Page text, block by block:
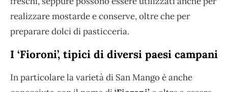
realizzare mostarde e conserve, oltre che per
preparare dolci di pasticceria.
I ‘Fioroni’, tipici di diversi paesi campani
In particolare la varietà di San Mango è anche